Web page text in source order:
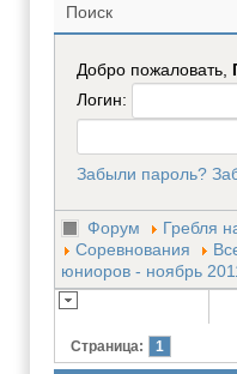
Поиск
Добро пожаловать,
Логин:
Забыли пароль?
Форум
Гребля
Соревнования
юниоров - ноябрь
Страница: 1